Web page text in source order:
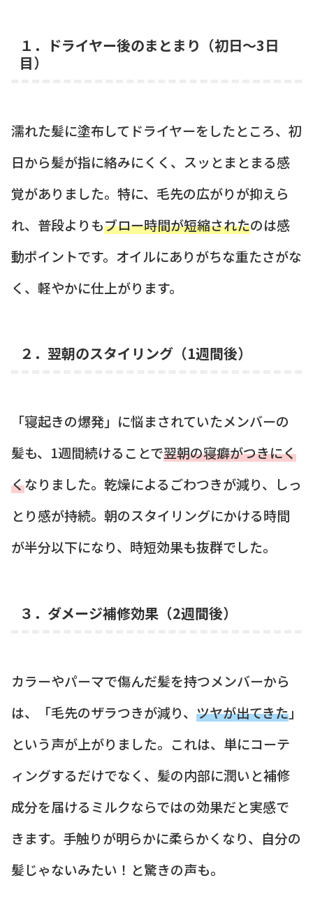
１．ドライヤー後のまとまり（初日〜3日
目）
濡れた髪に塗布してドライヤーをしたところ、初
日から髪が指に絡みにくく、スッとまとまる感
覚がありました。特に、毛先の広がりが抑えら
れ、普段よりもブロー時間が短縮されたのは感
動ポイントです。オイルにありがちな重たさがな
く、軽やかに仕上がります。
２．翌朝のスタイリング（1週間後）
「寝起きの爆発」に悩まされていたメンバーの
髪も、1週間続けることで翌朝の寝癖がつきにく
くなりました。乾燥によるごわつきが減り、しっ
とり感が持続。朝のスタイリングにかける時間
が半分以下になり、時短効果も抜群でした。
３．ダメージ補修効果（2週間後）
カラーやパーマで傷んだ髪を持つメンバーから
は、「毛先のザラつきが減り、 ツヤが出てきた」
という声が上がりました。これは、単にコーテ
ィングするだけでなく、髪の内部に潤いと補修
成分を届けるミルクならではの効果だと実感で
きます。手触りが明らかに柔らかくなり、自分の
髪じゃないみたい！と驚きの声も。